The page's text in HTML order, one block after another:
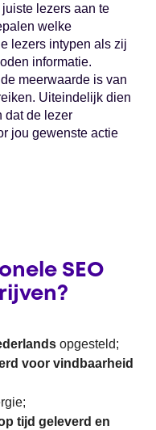
lezers aan te
welke
lezers intypen als zij
informatie.
meerwaarde is van
Uiteindelijk dien
dat de lezer
jou gewenste actie
SEO
opgesteld;
voor vindbaarheid
tijd geleverd en